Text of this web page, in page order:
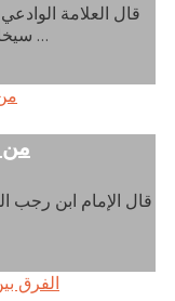
قال العلامة
سيخافا منك ، وإذا كنت مزعزع …
من
قال الإمام ابن رجب